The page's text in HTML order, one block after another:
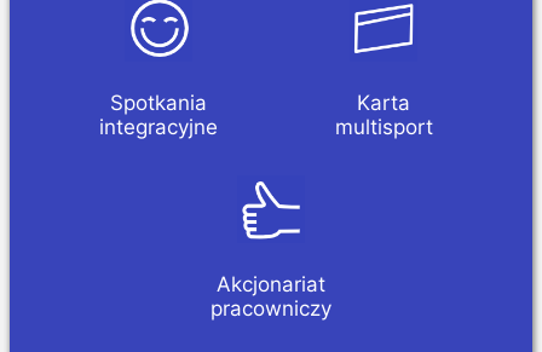
Spotkania
integracyjne
Karta
multisport
Akcjonariat
pracowniczy